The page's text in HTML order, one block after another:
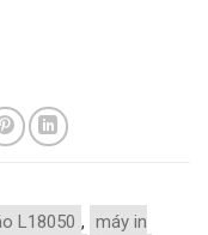
L18050 , máy in